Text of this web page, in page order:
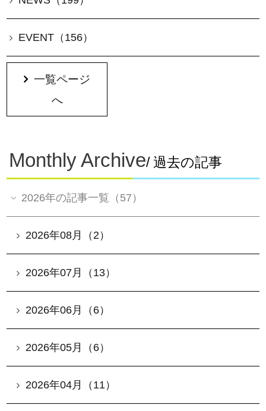
EVENT（156）
一覧ページ
へ
Monthly Archive/ 過去の記事
2026年の記事一覧（57）
2026年08月（2）
2026年07月（13）
2026年06月（6）
2026年05月（6）
2026年04月（11）